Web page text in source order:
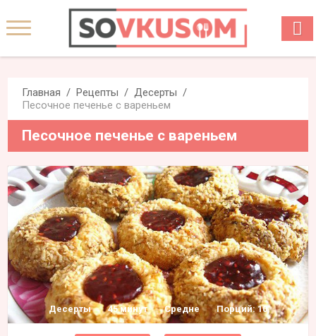
Главная Рецепты
Десерты
Песочное печенье с вареньем
Песочное печенье с вареньем
Десерты 45 минут Средне Порций: 10